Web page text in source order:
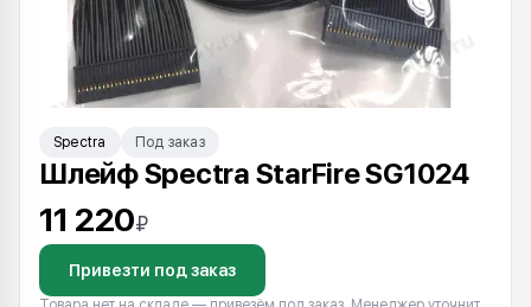
Spectra Под заказ
Шлейф Spectra StarFire SG1024
11 220₽
Привезти под заказ